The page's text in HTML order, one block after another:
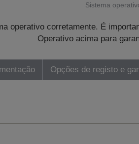
Sistema
operativo corretamente. É
Operativo acima para
Opções de registo e